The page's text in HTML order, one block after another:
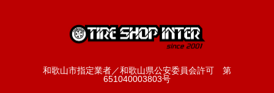
和歌山市指定業者／和歌山県公安委員会許可 第
651040003803号